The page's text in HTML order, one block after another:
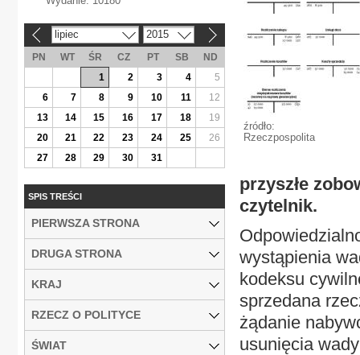
źródło:
Rzeczpospolita
przyszłe
czytelnik.
wystąpienia
kodeksu
sprzedana
żądanie
usunięcia
lipiec 2015
PN WT ŚR CZ PT SB
ND
1
2 3 4
5
6
7 8 9 10 11
12
13
14 15 16 17 18
19
20
21 22 23 24 25
26
27
28 29 30 31
SPIS TREŚCI
PIERWSZA STRONA
DRUGA STRONA
KRAJ
RZECZ O POLITYCE
ŚWIAT